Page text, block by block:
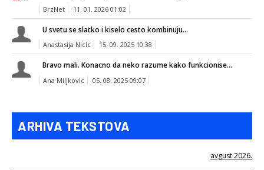
BrzNet 11. 01. 2026 01:02
U svetu se slatko i kiselo cesto kombinuju...
Anastasija Nicic 15. 09. 2025 10:38
Bravo mali. Konacno da neko razume kako funkcionise...
Ana Miljkovic 05. 08. 2025 09:07
ARHIVA TEKSTOVA
avgust 2026.